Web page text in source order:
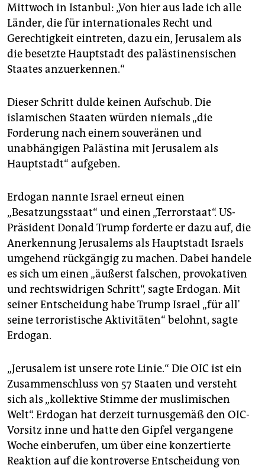
genossenschaft
epaper login
Mittwoch in Istanbul: „Von hier aus lade ich alle
Länder, die für internationales Recht und
Gerechtigkeit eintreten, dazu ein, Jerusalem als
die besetzte Hauptstadt des palästinensischen
Staates anzuerkennen.“
Dieser Schritt dulde keinen Aufschub. Die
islamischen Staaten würden niemals „die
Forderung nach einem souveränen und
unabhängigen Palästina mit Jerusalem als
Hauptstadt“ aufgeben.
Erdogan nannte Israel erneut einen
„Besatzungsstaat“ und einen „Terrorstaat“. US-
Präsident Donald Trump forderte er dazu auf, die
Anerkennung Jerusalems als Hauptstadt Israels
umgehend rückgängig zu machen. Dabei handele
es sich um einen „äußerst falschen, provokativen
und rechtswidrigen Schritt“, sagte Erdogan. Mit
seiner Entscheidung habe Trump Israel „für all'
seine terroristische Aktivitäten“ belohnt, sagte
Erdogan.
„Jerusalem ist unsere rote Linie.“ Die OIC ist ein
Zusammenschluss von 57 Staaten und versteht
sich als „kollektive Stimme der muslimischen
Welt“. Erdogan hat derzeit turnusgemäß den OIC-
Vorsitz inne und hatte den Gipfel vergangene
Woche einberufen, um über eine konzertierte
Reaktion auf die kontroverse Entscheidung von